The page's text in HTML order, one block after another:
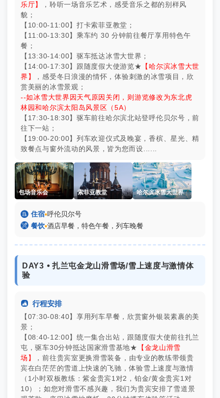
乐厅】
，聆听一场音乐艺术，感受音乐之都的别样风
貌；
【10:00-11:00】打卡索菲亚教堂；
【11:00-13:30】乘车约 30 分钟前往餐厅享用特色午
餐；
【13:30-14:00】驱车抵达冰雪大世界；
【14:00-17:30】跟随度假大使游览★ 【哈尔滨冰雪大世
界】
，感受冬日浪漫的情怀，体验刺激的冰雪项目，欣
赏美丽的冰雪景观；
--如冰雪大世界因天气原因关闭，则游览修改为东北虎
林园和哈尔滨太阳岛风景区（5A）
【17:30-18:30】驱车前往哈尔滨北站登呼伦贝尔号，前
往下一站；
【19:00-20:00】列车欢迎仪式及晚宴，香槟、星光、精
致餐点与窗外流动的风景，皆为您而设......
包场音乐会 索菲亚教堂 哈尔滨冰雪大世界
 住宿▪呼伦贝尔号
 餐饮▪酒店早餐，特色午餐，列车晚餐
DAY3 ⦁ 扎兰屯金龙山滑雪场/雪上速度与激情体
验
 行程安排
【07:30-08:40】享用列车早餐，欣赏窗外银装素裹的美
景；
【08:40-12:00】统一集合出站，跟随度假大使前往扎兰
屯，驱车30分钟抵达国家滑雪基地★
【金龙山滑雪
场】
，前往贵宾室更换滑雪装备，由专业的教练带领贵
宾在白茫茫的雪道上快速的飞驰，体验雪上速度与激情
（1小时双板教练：紫金贵宾1对2，铂金/黄金贵宾1对
10）；如您对滑雪不感兴趣，我们为贵宾安排了雪道景